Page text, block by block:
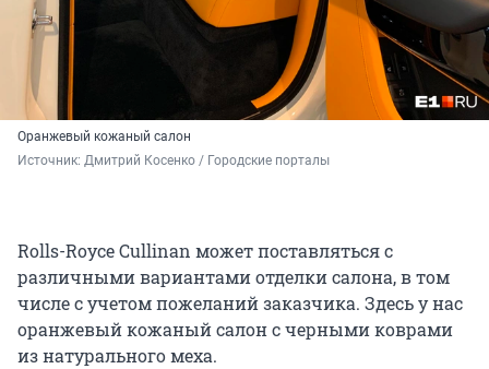
Оранжевый кожаный салон
Источник: Дмитрий Косенко / Городские порталы
Rolls-Royce Cullinan может поставляться с
различными вариантами отделки салона, в том
числе с учетом пожеланий заказчика. Здесь у нас
оранжевый кожаный салон с черными коврами
из натурального меха.